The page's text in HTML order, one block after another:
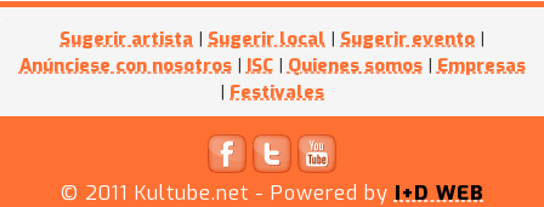
Sugerir artista | Sugerir local | Sugerir evento |
Anúnciese con nosotros | ISC | Quienes somos | Empresas
| Festivales
© 2011 Kultube.net - Powered by I+D WEB